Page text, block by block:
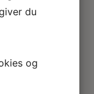
du
og